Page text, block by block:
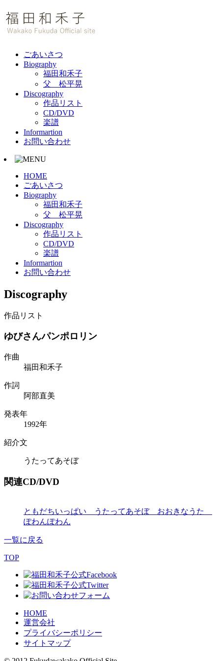
ごあいさつ
Biography
福田和禾子
父 松平晃
Discography
作品リスト
CD/DVD
楽譜
Informartion
お問い合わせ
HOME
ごあいさつ
Biography
福田和禾子
父 松平晃
Discography
作品リスト
CD/DVD
楽譜
Informartion
お問い合わせ
Discography
作品リスト
ゆびさんパンポロリン
作曲
福田和禾子
作詞
阿部直美
発表年
1992年
紹介文
うたってあそぼ
関連CD/DVD
ともだちいっぱい うたってあそぼ おおきなうた
ぽわんぽわん
一覧に戻る
TOP
HOME
運営会社
プライバシーポリシー
サイトマップ